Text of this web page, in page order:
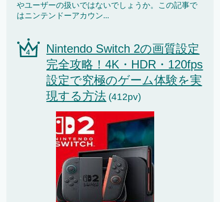
やユーザーの扱いではないでしょうか。この記事で
はニンテンドーアカウン...
Nintendo Switch 2の画質設定
完全攻略！4K・HDR・120fps
設定で究極のゲーム体験を実
現する方法 (412pv)